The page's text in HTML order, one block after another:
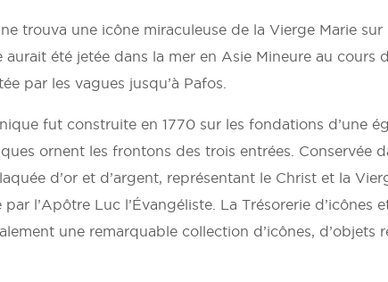
trouva une icône miraculeuse de la Vierge Marie sur
aurait été jetée dans la mer en Asie Mineure au cours
par les vagues jusqu’à Pafos.
fut construite en 1770 sur les fondations d’une
ornent les frontons des trois entrées. Conservée
d’or et d’argent, représentant le Christ et la
l’Apôtre Luc l’Évangéliste. La Trésorerie d’icônes
une remarquable collection d’icônes, d’objets